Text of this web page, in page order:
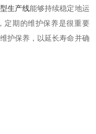
生产线能够持续稳定地运
定期的维护保养是很重要
护保养，以延长寿命并确